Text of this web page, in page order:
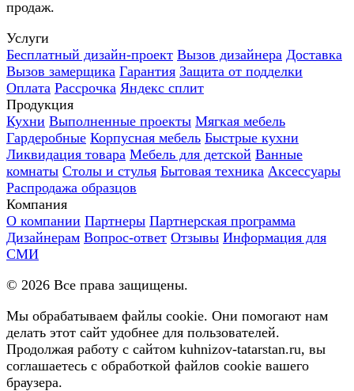
продаж.
Услуги
Бесплатный дизайн-проект Вызов дизайнера Доставка
Вызов замерщика Гарантия Защита от подделки
Оплата Рассрочка Яндекс сплит
Продукция
Кухни Выполненные проекты Мягкая мебель
Гардеробные Корпусная мебель Быстрые кухни
Ликвидация товара Мебель для детской Ванные
комнаты Столы и стулья Бытовая техника Аксессуары
Распродажа образцов
Компания
О компании Партнеры Партнерская программа
Дизайнерам Вопрос-ответ Отзывы Информация для
СМИ
© 2026 Все права защищены.
Мы обрабатываем файлы cookie. Они помогают нам
делать этот сайт удобнее для пользователей.
Продолжая работу с сайтом kuhnizov-tatarstan.ru, вы
соглашаетесь с обработкой файлов cookie вашего
браузера.